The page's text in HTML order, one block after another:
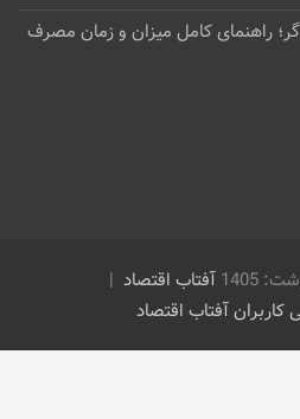
راهنمای کامل میزان و زمان مصرف
آفتاب اقتصاد
آفتاب اقتصاد